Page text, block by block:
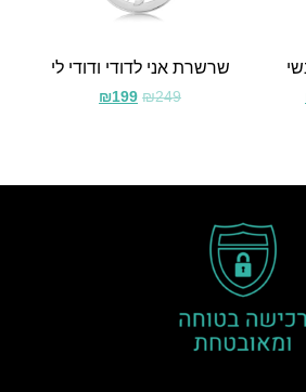
שרשרת אני לדודי ודודי לי
₪249
₪199